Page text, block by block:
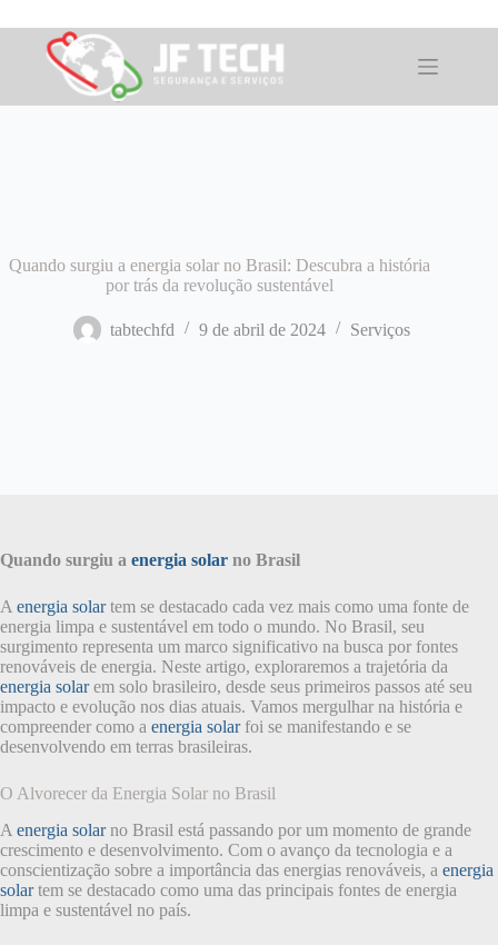
para
conteúdo
Quando surgiu a energia solar no Brasil: Descubra a história
por trás da revolução sustentável
tabtechfd 9 de abril de 2024 Serviços
Quando surgiu a energia solar no Brasil
A energia solartem se destacado cada vez mais como uma fonte de
energia limpa e sustentável em todo o mundo. No Brasil, seu
surgimento representa um marco significativo na busca por fontes
renováveis de energia. Neste artigo, exploraremos a trajetória da
energia solarem solo brasileiro, desde seus primeiros passos até seu
impacto e evolução nos dias atuais. Vamos mergulhar na história e
compreender como a energia solarfoi se manifestando e se
desenvolvendo em terras brasileiras.
O Alvorecer da Energia Solar no Brasil
A energia solarno Brasil está passando por um momento de grande
crescimento e desenvolvimento. Com o avanço da tecnologia e a
conscientização sobre a importância das energias renováveis, a energia
solartem se destacado como uma das principais fontes de energia
limpa e sustentável no país.